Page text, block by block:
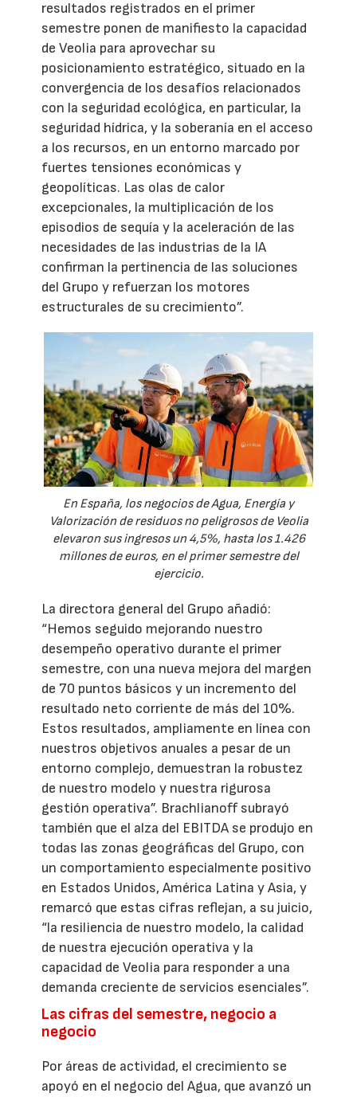
resultados registrados en el primer
semestre ponen de manifiesto la capacidad
de Veolia para aprovechar su
posicionamiento estratégico, situado en la
convergencia de los desafíos relacionados
con la seguridad ecológica, en particular, la
seguridad hídrica, y la soberanía en el acceso
a los recursos, en un entorno marcado por
fuertes tensiones económicas y
geopolíticas. Las olas de calor
excepcionales, la multiplicación de los
episodios de sequía y la aceleración de las
necesidades de las industrias de la IA
confirman la pertinencia de las soluciones
del Grupo y refuerzan los motores
estructurales de su crecimiento”.
En España, los negocios de Agua, Energía y
Valorización de residuos no peligrosos de Veolia
elevaron sus ingresos un 4,5%, hasta los 1.426
millones de euros, en el primer semestre del
ejercicio.
La directora general del Grupo añadió:
“Hemos seguido mejorando nuestro
desempeño operativo durante el primer
semestre, con una nueva mejora del margen
de 70 puntos básicos y un incremento del
resultado neto corriente de más del 10%.
Estos resultados, ampliamente en línea con
nuestros objetivos anuales a pesar de un
entorno complejo, demuestran la robustez
de nuestro modelo y nuestra rigurosa
gestión operativa”. Brachlianoff subrayó
también que el alza del EBITDA se produjo en
todas las zonas geográficas del Grupo, con
un comportamiento especialmente positivo
en Estados Unidos, América Latina y Asia, y
remarcó que estas cifras reflejan, a su juicio,
“la resiliencia de nuestro modelo, la calidad
de nuestra ejecución operativa y la
capacidad de Veolia para responder a una
demanda creciente de servicios esenciales”.
Las cifras del semestre, negocio a
negocio
Por áreas de actividad, el crecimiento se
apoyó en el negocio del Agua, que avanzó un